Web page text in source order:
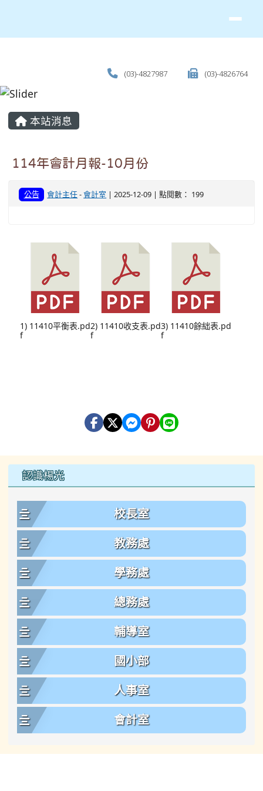
(03)-4827987 (03)-4826764
主內容區域
本站消息
114年會計月報-10月份
公告 會計主任-會計室 | 2025-12-09 | 點閱數： 199
1) 11410平衡表.pd
f
2) 11410收支表.pd
f
3) 11410餘絀表.pd
f
左邊區域內容
認識楊光
校長室
教務處
學務處
總務處
輔導室
國小部
人事室
會計室